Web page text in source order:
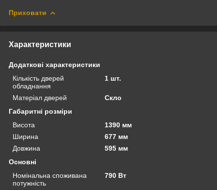
Приховати
Характеристики
Додаткові характеристики
Кількість дверей
обладнання
1 шт.
Матеріал дверей
Скло
Габаритні розміри
Висота
1390 мм
Ширина
677 мм
Довжина
595 мм
Основні
Номінальна споживана
потужність
790 Вт